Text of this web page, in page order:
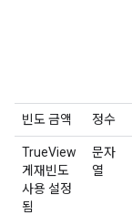
빈도 금액 정수
TrueView
게재빈도
사용 설정
됨
문자
열